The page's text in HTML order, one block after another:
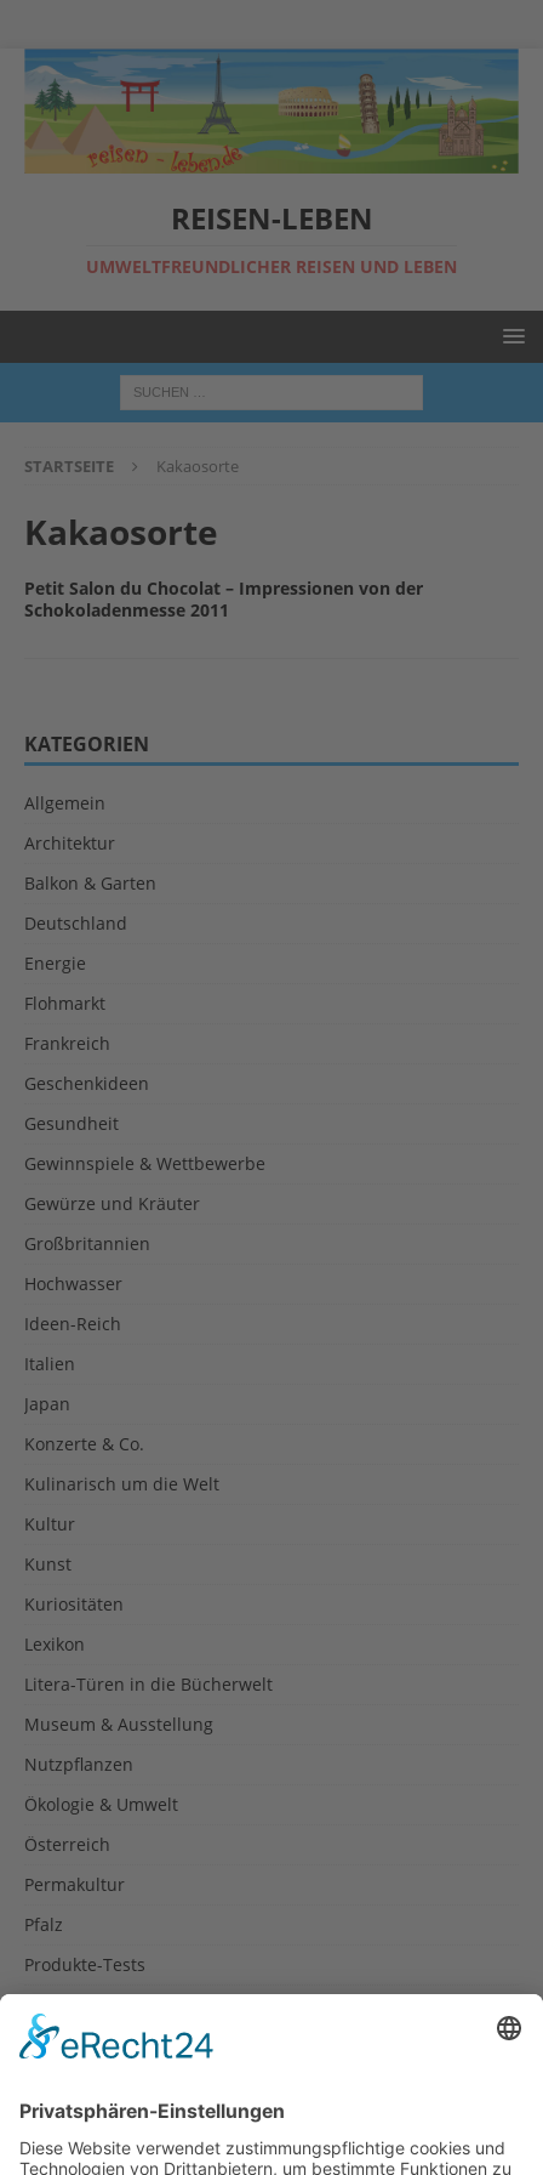
REISEN-LEBEN
UMWELTFREUNDLICHER REISEN UND LEBEN
STARTSEITE Kakaosorte
Kakaosorte
Petit Salon du Chocolat – Impressionen von der
Schokoladenmesse 2011
KATEGORIEN
Allgemein
Architektur
Balkon & Garten
Deutschland
Energie
Flohmarkt
Frankreich
Geschenkideen
Gesundheit
Gewinnspiele & Wettbewerbe
Gewürze und Kräuter
Großbritannien
Hochwasser
Ideen-Reich
Italien
Japan
Konzerte & Co.
Kulinarisch um die Welt
Kultur
Kunst
Kuriositäten
Lexikon
Litera-Türen in die Bücherwelt
Museum & Ausstellung
Nutzpflanzen
Ökologie & Umwelt
Österreich
Permakultur
Pfalz
Produkte-Tests
Rezepte
Spanien
Südtirol